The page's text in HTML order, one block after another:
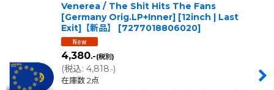
Venerea / The Shit Hits The Fans
[Germany Orig.LP+Inner] [12inch | Last
Exit]【新品】
[7277018806020]
4,380.-(税別)
(税込: 4,818.-)
在庫数 2点